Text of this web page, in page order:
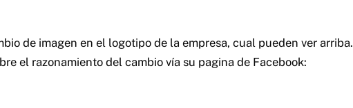
de imagen en el logotipo de la empresa, cual pueden ver arriba.
el razonamiento del cambio vía su pagina de Facebook: